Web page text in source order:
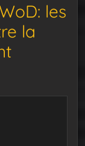
les
la